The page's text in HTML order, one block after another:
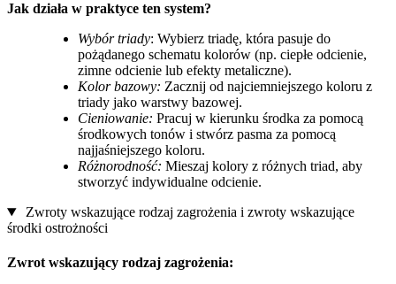
Jak działa w praktyce ten system?
Wybór triady: Wybierz triadę, która pasuje do
pożądanego schematu kolorów (np. ciepłe odcienie,
zimne odcienie lub efekty metaliczne).
Kolor bazowy: Zacznij od najciemniejszego koloru z
triady jako warstwy bazowej.
Cieniowanie: Pracuj w kierunku środka za pomocą
środkowych tonów i stwórz pasma za pomocą
najjaśniejszego koloru.
Różnorodność: Mieszaj kolory z różnych triad, aby
stworzyć indywidualne odcienie.
Zwroty wskazujące rodzaj zagrożenia i zwroty wskazujące
środki ostrożności
Zwrot wskazujący rodzaj zagrożenia: